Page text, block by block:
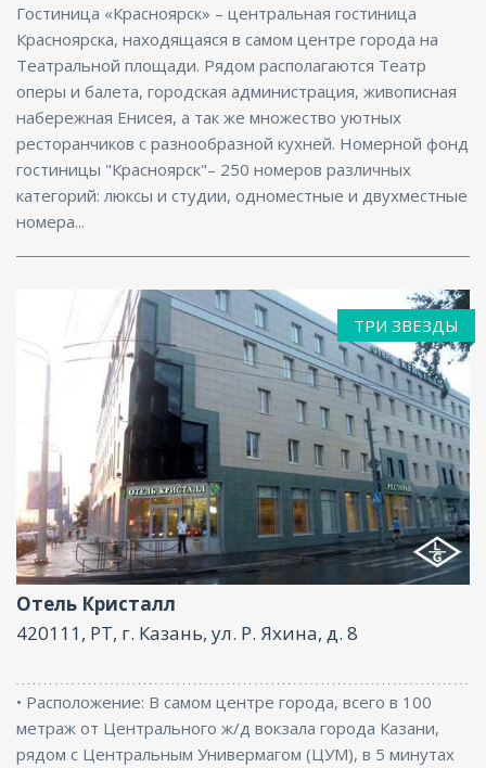
Гостиница «Красноярск» – центральная гостиница
Красноярска, находящаяся в самом центре города на
Театральной площади. Рядом располагаются Театр
оперы и балета, городская администрация, живописная
набережная Енисея, а так же множество уютных
ресторанчиков с разнообразной кухней. Номерной фонд
гостиницы "Красноярск"– 250 номеров различных
категорий: люксы и студии, одноместные и двухместные
номера...
Ресторан, Парковка, Интернет, Конференц-зал
ТРИ ЗВЕЗДЫ
Отель Кристалл
420111, РТ, г. Казань, ул. Р. Яхина, д. 8
• Расположение: В самом центре города, всего в 100
метраж от Центрального ж/д вокзала города Казани,
рядом с Центральным Универмагом (ЦУМ), в 5 минутах